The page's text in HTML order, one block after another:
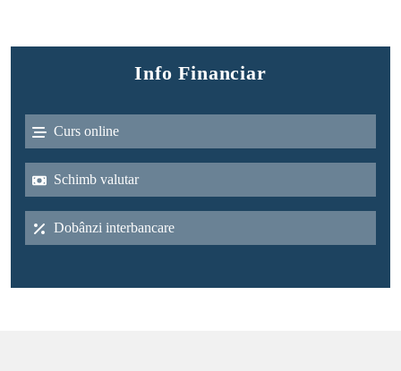
Info Financiar
Curs online
Schimb valutar
Dobânzi interbancare